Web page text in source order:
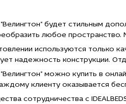
будет стильным
любое
используются только
надежность конструкции.
можно купить в
клиенту оказывается
сотрудничества с